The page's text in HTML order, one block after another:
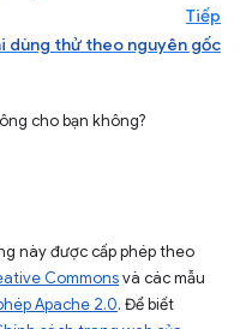
Tiếp
dùng thử theo nguyên gốc
cho bạn không?
này được cấp phép theo
Commonsvà các mẫu
Apache 2.0. Để biết